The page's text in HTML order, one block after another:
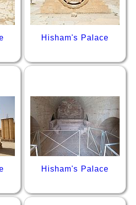
Hisham's Palace
Hisham's Palace